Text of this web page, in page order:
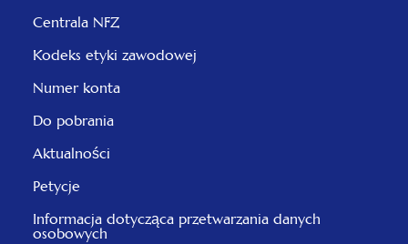
Centrala NFZ
Kodeks etyki zawodowej
Numer konta
Do pobrania
Aktualności
Petycje
Informacja dotycząca przetwarzania danych
osobowych